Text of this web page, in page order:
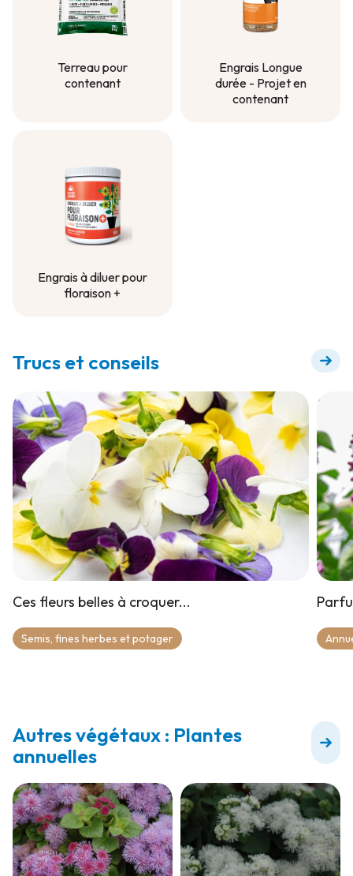
Terreau pour
contenant
Engrais Longue
durée - Projet en
contenant
Engrais à diluer pour
floraison +
Trucs et conseils
Ces fleurs belles à croquer...
Semis, fines herbes et potager
Autres végétaux : Plantes
annuelles